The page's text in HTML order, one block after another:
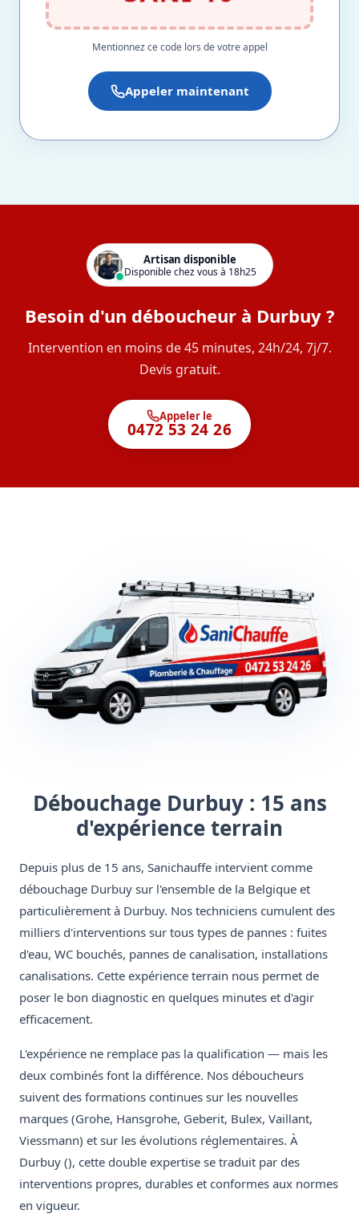
Mentionnez ce code lors de votre appel
Appeler maintenant
Artisan disponible
Disponible chez vous à 18h25
Besoin d'un déboucheur à Durbuy ?
Intervention en moins de 45 minutes, 24h/24, 7j/7.
Devis gratuit.
Appeler le
0472 53 24 26
Débouchage Durbuy : 15 ans
d'expérience terrain
Depuis plus de 15 ans, Sanichauffe intervient comme
débouchage Durbuy sur l'ensemble de la Belgique et
particulièrement à Durbuy. Nos techniciens cumulent des
milliers d'interventions sur tous types de pannes : fuites
d'eau, WC bouchés, pannes de canalisation, installations
canalisations. Cette expérience terrain nous permet de
poser le bon diagnostic en quelques minutes et d'agir
efficacement.
L'expérience ne remplace pas la qualification — mais les
deux combinés font la différence. Nos déboucheurs
suivent des formations continues sur les nouvelles
marques (Grohe, Hansgrohe, Geberit, Bulex, Vaillant,
Viessmann) et sur les évolutions réglementaires. À
Durbuy (), cette double expertise se traduit par des
interventions propres, durables et conformes aux normes
en vigueur.